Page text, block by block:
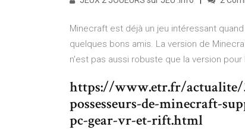
Minecraft est déjà un jeu intéressant
quelques bons amis. La version de
n'est pas aussi robuste que la version
https://www.etr.fr/actualite/
possesseurs-de-minecraft-
pc-gear-vr-et-rift.html